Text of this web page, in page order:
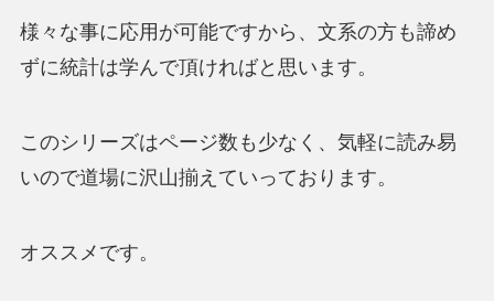
様々な事に応用が可能ですから、文系の方も諦め
ずに統計は学んで頂ければと思います。
このシリーズはページ数も少なく、気軽に読み易
いので道場に沢山揃えていっております。
オススメです。